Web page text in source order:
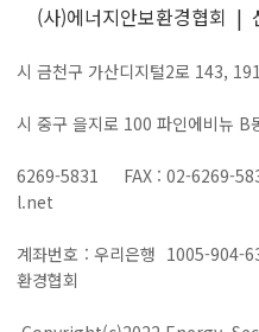
(사)에너지안보환경협회 |
시 금천구 가산디지털2로 143,
서
시 중구 을지로 100 파인에비뉴 B
TEL
6269-5831 FAX : 02-6269-
l.net
협
계좌번호 : 우리은행 1005-904-
환경협회